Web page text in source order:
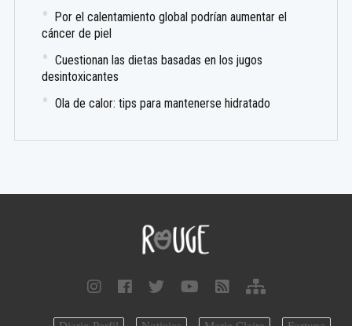
Por el calentamiento global podrían aumentar el
cáncer de piel
Cuestionan las dietas basadas en los jugos
desintoxicantes
Ola de calor: tips para mantenerse hidratado